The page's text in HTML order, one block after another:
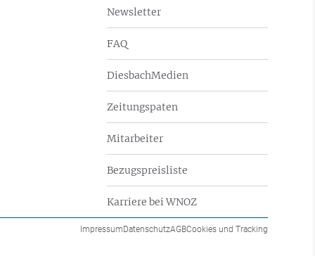
Newsletter
FAQ
DiesbachMedien
Zeitungspaten
Mitarbeiter
Bezugspreisliste
Karriere bei WNOZ
ImpressumDatenschutzAGBCookies und Tracking